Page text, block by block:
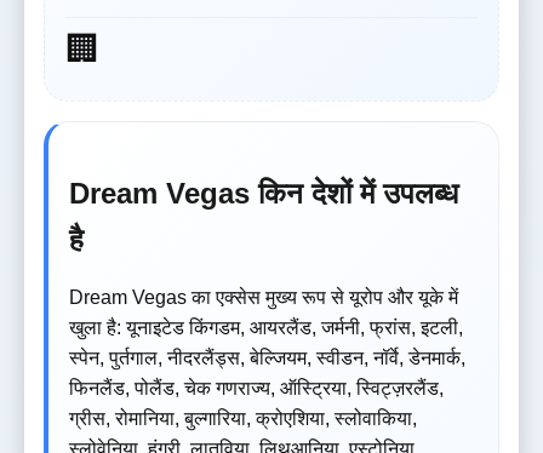
🏢
Dream Vegas किन देशों में उपलब्ध
है
Dream Vegas का एक्सेस मुख्य रूप से यूरोप और यूके में
खुला है: यूनाइटेड किंगडम, आयरलैंड, जर्मनी, फ्रांस, इटली,
स्पेन, पुर्तगाल, नीदरलैंड्स, बेल्जियम, स्वीडन, नॉर्वे, डेनमार्क,
फिनलैंड, पोलैंड, चेक गणराज्य, ऑस्ट्रिया, स्विट्ज़रलैंड,
ग्रीस, रोमानिया, बुल्गारिया, क्रोएशिया, स्लोवाकिया,